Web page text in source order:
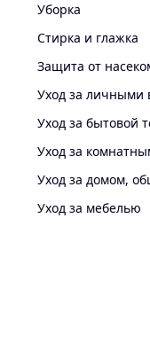
Уборка
Стирка и глажка
Защита от
Уход за личными
Уход за бытовой
Уход за
Уход за домом,
Уход за мебелью